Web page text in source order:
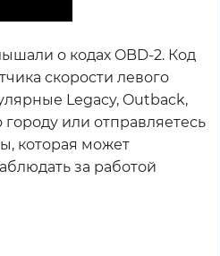
о кодах OBD-2. Код
скорости левого
Legacy, Outback,
или отправляетесь
которая может
за работой